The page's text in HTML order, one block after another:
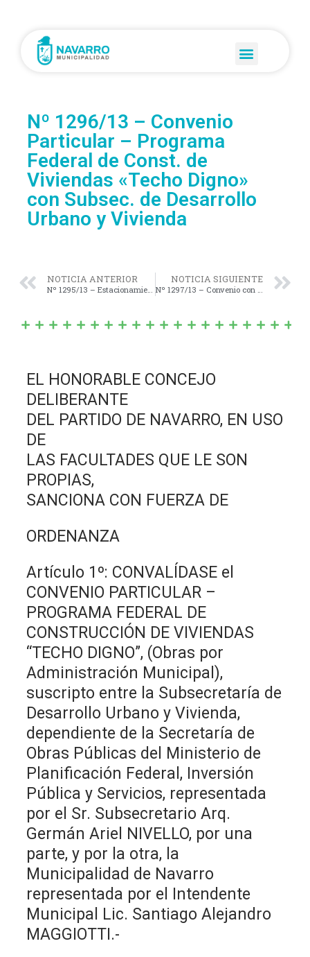
Nº 1296/13 – Convenio
Particular – Programa
Federal de Const. de
Viviendas «Techo Digno»
con Subsec. de Desarrollo
Urbano y Vivienda
NOTICIA ANTERIOR
Nº 1295/13 – Estacionamiento en mano derecha en Calle Dr. Alfredo Sabaté en trayecto comprendido e/ calle 31 y 121.
NOTICIA SIGUIENTE
Nº 1297/13 – Convenio con Dirección de Vialidad de la Pcia. de Bs. As. (Serv. 1. Motoniveladora, 2. Camiones y 1. Cargador Frontal)
EL HONORABLE CONCEJO
DELIBERANTE
DEL PARTIDO DE NAVARRO, EN USO
DE
LAS FACULTADES QUE LE SON
PROPIAS,
SANCIONA CON FUERZA DE
ORDENANZA
Artículo 1º: CONVALÍDASE el
CONVENIO PARTICULAR –
PROGRAMA FEDERAL DE
CONSTRUCCIÓN DE VIVIENDAS
“TECHO DIGNO”, (Obras por
Administración Municipal),
suscripto entre la Subsecretaría de
Desarrollo Urbano y Vivienda,
dependiente de la Secretaría de
Obras Públicas del Ministerio de
Planificación Federal, Inversión
Pública y Servicios, representada
por el Sr. Subsecretario Arq.
Germán Ariel NIVELLO, por una
parte, y por la otra, la
Municipalidad de Navarro
representada por el Intendente
Municipal Lic. Santiago Alejandro
MAGGIOTTI.-